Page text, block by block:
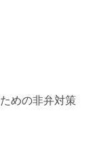
めの非弁対策